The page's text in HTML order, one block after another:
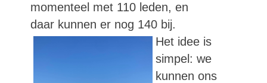
momenteel met 110 leden, en
daar kunnen er nog 140 bij.
Het idee is
simpel: we
kunnen ons